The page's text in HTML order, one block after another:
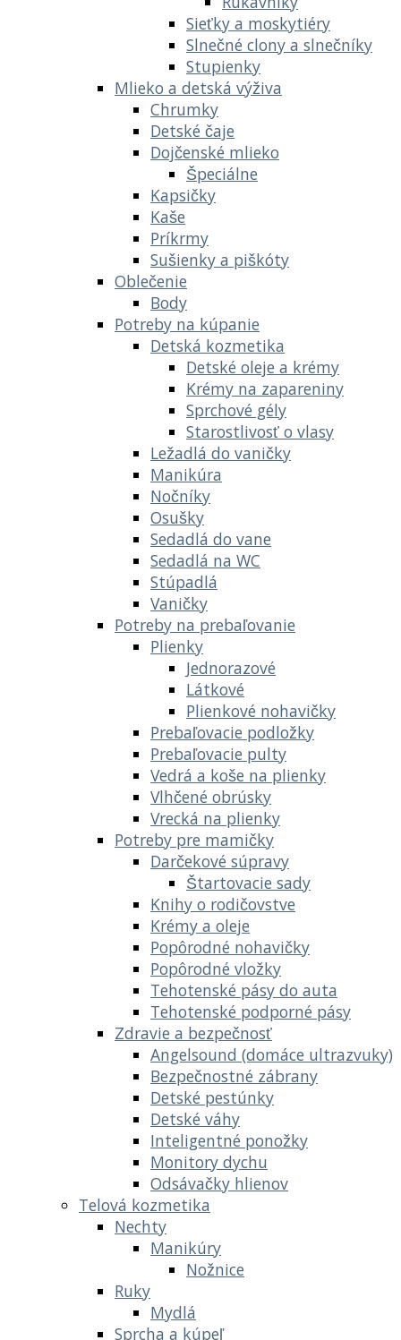
Sieťky a moskytiéry
Slnečné clony a slnečníky
Stupienky
Mlieko a detská výživa
Chrumky
Detské čaje
Dojčenské mlieko
Špeciálne
Kapsičky
Kaše
Príkrmy
Sušienky a piškóty
Oblečenie
Body
Potreby na kúpanie
Detská kozmetika
Detské oleje a krémy
Krémy na zapareniny
Sprchové gély
Starostlivosť o vlasy
Ležadlá do vaničky
Manikúra
Nočníky
Osušky
Sedadlá do vane
Sedadlá na WC
Stúpadlá
Vaničky
Potreby na prebaľovanie
Plienky
Jednorazové
Látkové
Plienkové nohavičky
Prebaľovacie podložky
Prebaľovacie pulty
Vedrá a koše na plienky
Vlhčené obrúsky
Vrecká na plienky
Potreby pre mamičky
Darčekové súpravy
Štartovacie sady
Knihy o rodičovstve
Krémy a oleje
Popôrodné nohavičky
Popôrodné vložky
Tehotenské pásy do auta
Tehotenské podporné pásy
Zdravie a bezpečnosť
Angelsound (domáce ultrazvuky)
Bezpečnostné zábrany
Detské pestúnky
Detské váhy
Inteligentné ponožky
Monitory dychu
Odsávačky hlienov
Telová kozmetika
Nechty
Manikúry
Nožnice
Ruky
Mydlá
Sprcha a kúpeľ